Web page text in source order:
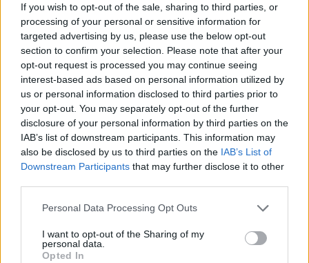
If you wish to opt-out of the sale, sharing to third parties, or
processing of your personal or sensitive information for
targeted advertising by us, please use the below opt-out
section to confirm your selection. Please note that after your
opt-out request is processed you may continue seeing
interest-based ads based on personal information utilized by
us or personal information disclosed to third parties prior to
your opt-out. You may separately opt-out of the further
disclosure of your personal information by third parties on the
IAB’s list of downstream participants. This information may
also be disclosed by us to third parties on the IAB’s List of
Downstream Participants that may further disclose it to other
Please note that this website/app uses one or more Google
not limited to your visit or usage behaviour. You may click to
grant or deny consent to Google and its third-party tags to
Personal Data Processing Opt Outs
I want to opt-out of the Sharing of my
personal data.
Opted In
egyben első latin-amerikai és első jezsuita feje.
Március 19-én született:
1728 Pierre-Joseph Verhagen flamand festő
1813 David Livingstone skót misszionárius, Afrika-utazó
1848 Wyatt Earp békebíró, a Vadnyugat legendás alakja
1903 Dávid Károly Kossuth-díjas építész, a Népstadion